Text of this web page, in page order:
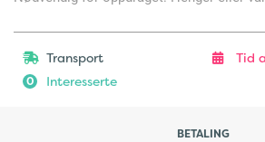
Transport Tid
0 Interesserte
BETALING